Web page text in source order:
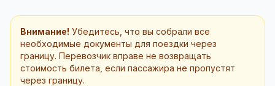
Внимание! Убедитесь, что вы собрали все
необходимые документы для поездки через
границу. Перевозчик вправе не возвращать
стоимость билета, если пассажира не пропустят
через границу.